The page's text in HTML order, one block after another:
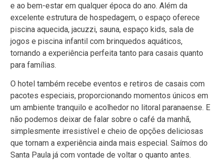
e ao bem-estar em qualquer época do ano. Além da
excelente estrutura de hospedagem, o espaço oferece
piscina aquecida, jacuzzi, sauna, espaço kids, sala de
jogos e piscina infantil com brinquedos aquáticos,
tornando a experiência perfeita tanto para casais quanto
para famílias.
O hotel também recebe eventos e retiros de casais com
pacotes especiais, proporcionando momentos únicos em
um ambiente tranquilo e acolhedor no litoral paranaense. E
não podemos deixar de falar sobre o café da manhã,
simplesmente irresistível e cheio de opções deliciosas
que tornam a experiência ainda mais especial. Saímos do
Santa Paula já com vontade de voltar o quanto antes.